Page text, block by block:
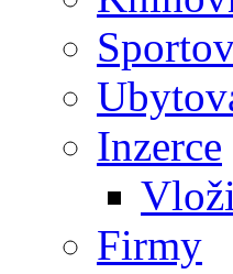
Inzerce
Firmy